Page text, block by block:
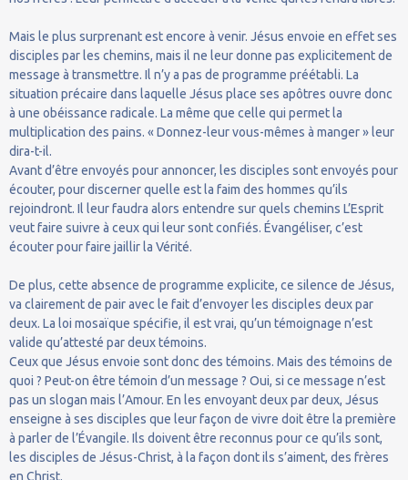
Mais le plus surprenant est encore à venir. Jésus envoie en effet ses
disciples par les chemins, mais il ne leur donne pas explicitement de
message à transmettre. Il n’y a pas de programme préétabli. La
situation précaire dans laquelle Jésus place ses apôtres ouvre donc
à une obéissance radicale. La même que celle qui permet la
multiplication des pains. « Donnez-leur vous-mêmes à manger » leur
dira-t-il.
Avant d’être envoyés pour annoncer, les disciples sont envoyés pour
écouter, pour discerner quelle est la faim des hommes qu’ils
rejoindront. Il leur faudra alors entendre sur quels chemins L’Esprit
veut faire suivre à ceux qui leur sont confiés. Évangéliser, c’est
écouter pour faire jaillir la Vérité.
De plus, cette absence de programme explicite, ce silence de Jésus,
va clairement de pair avec le fait d’envoyer les disciples deux par
deux. La loi mosaïque spécifie, il est vrai, qu’un témoignage n’est
valide qu’attesté par deux témoins.
Ceux que Jésus envoie sont donc des témoins. Mais des témoins de
quoi ? Peut-on être témoin d’un message ? Oui, si ce message n’est
pas un slogan mais l’Amour. En les envoyant deux par deux, Jésus
enseigne à ses disciples que leur façon de vivre doit être la première
à parler de l’Évangile. Ils doivent être reconnus pour ce qu’ils sont,
les disciples de Jésus-Christ, à la façon dont ils s’aiment, des frères
en Christ.